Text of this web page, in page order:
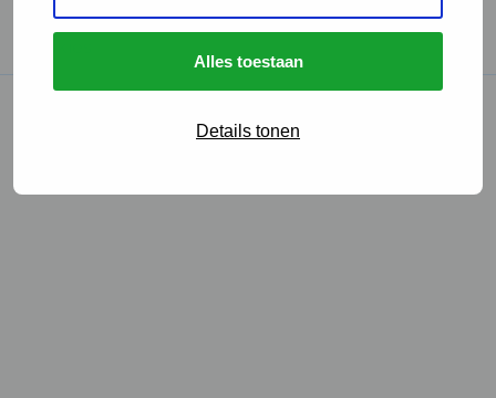
Alles toestaan
Details tonen
GGD Reisvaccinaties